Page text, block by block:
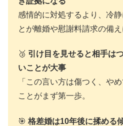
感情的に対処するより、冷
とが離婚や慰謝料請求の備え
🥉 引け目を見せると相手は
いことが大事
「この言い方は傷つく、や
ことがまず第一歩。
🎯 格差婚は10年後に揉める